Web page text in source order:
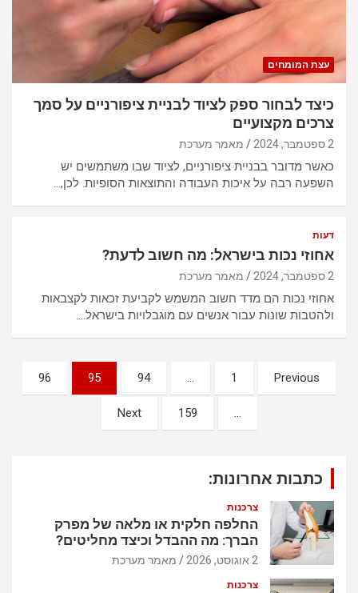
עצת המומחים
כיצד לבחור ספק לציוד לבניית ציפורניים על סמך
צרכים מקצועיים
2 ספטמבר, 2024 מאמר מערכת
כאשר מדובר בבניית ציפורניים, לציוד שבו משתמשים יש
השפעה רבה על איכות העבודה והתוצאות הסופיות. לכן,…
דעות
אחוזי נכות בישראל: מה חשוב לדעת?
2 ספטמבר, 2024 מאמר מערכת
אחוזי נכות הם מדד חשוב המשמש לקביעת זכאות לקצבאות
ולהטבות שונות עבור אנשים עם מוגבלויות בישראל.…
Previous
1
…
94
95
96
…
159
Next
כתבות אחרונות:
צרכנות
החלפה חלקית או מלאה של מפרק
הברך: מה ההבדל וכיצד מחליטים?
2 אוגוסט, 2026 מאמר מערכת
צרכנות